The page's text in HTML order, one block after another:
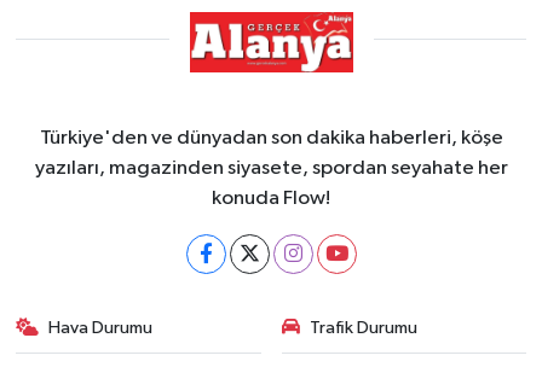
Türkiye'den ve dünyadan son dakika haberleri, köşe
yazıları, magazinden siyasete, spordan seyahate her
konuda Flow!
Hava Durumu Trafik Durumu